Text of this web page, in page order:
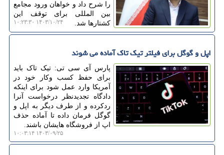
را شرح داد و خواهان ورود مجامع
بین المللی برای توقف این
کشتارها شد.
۱۴۰۳/۱۰/۲۴ ۱۰:۲۳:۳۰
اپل و گوگل برای فیلتر تیک تاک آماده می شوند
پارس آی سی تی: تیک تاک باید
برای حفظ کسب وکار خود در
آمریکا وارد عمل شود برای اینکه
دادگاه تجدیدنظر درخواست آنرا
ردکرده و از طرف دیگر به اپل و
گوگل فرمان داده تا آماده حذف
اپ از فروشگاه هایشان باشند.
۱۴۰۳/۰۹/۲۵ ۱۰:۰۳:۱۴